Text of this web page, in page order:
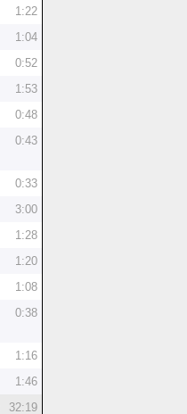
1:22
1:04
0:52
1:53
0:48
0:43
0:33
3:00
1:28
1:20
1:08
0:38
1:16
1:46
32:19